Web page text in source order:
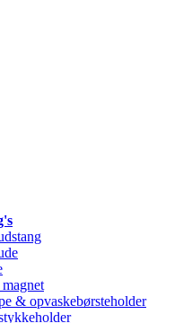
& opvaskebørsteholder